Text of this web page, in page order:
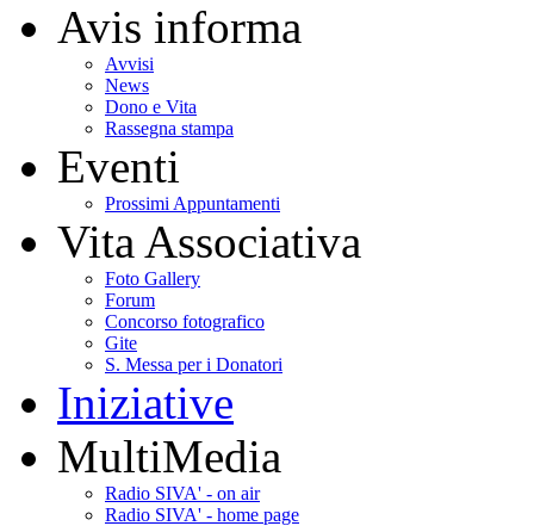
Avis informa
Avvisi
News
Dono e Vita
Rassegna stampa
Eventi
Prossimi Appuntamenti
Vita Associativa
Foto Gallery
Forum
Concorso fotografico
Gite
S. Messa per i Donatori
Iniziative
MultiMedia
Radio SIVA' - on air
Radio SIVA' - home page